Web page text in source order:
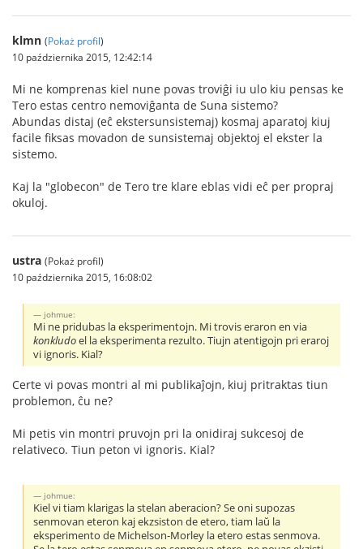
klmn (Pokaż profil)
10 października 2015, 12:42:14
Mi ne komprenas kiel nune povas troviĝi iu ulo kiu pensas ke
Tero estas centro nemoviĝanta de Suna sistemo?
Abundas distaj (eĉ ekstersunsistemaj) kosmaj aparatoj kiuj
facile fiksas movadon de sunsistemaj objektoj el ekster la
sistemo.
Kaj la "globecon" de Tero tre klare eblas vidi eĉ per propraj
okuloj.
ustra (Pokaż profil)
10 października 2015, 16:08:02
johmue:
Mi ne pridubas la eksperimentojn. Mi trovis eraron en via
konkludoel la eksperimenta rezulto. Tiujn atentigojn pri eraroj
vi ignoris. Kial?
Certe vi povas montri al mi publikaĵojn, kiuj pritraktas tiun
problemon, ĉu ne?
Mi petis vin montri pruvojn pri la onidiraj sukcesoj de
relativeco. Tiun peton vi ignoris. Kial?
johmue:
Kiel vi tiam klarigas la stelan aberacion? Se oni supozas
senmovan eteron kaj ekzsiston de etero, tiam laŭ la
eksperimento de Michelson-Morley la etero estas senmova.